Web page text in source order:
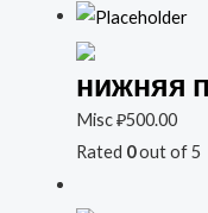
нижняя
Misc₽500.00
Rated 0out of 5